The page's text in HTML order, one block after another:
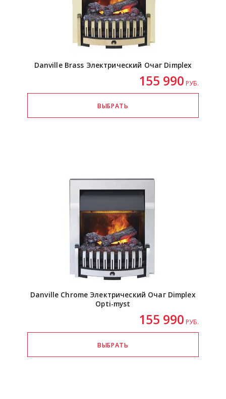
Danville Brass Электрический Очаг Dimplex
155 990 РУБ.
Danville Chrome Электрический Очаг Dimplex
Opti-myst
155 990 РУБ.